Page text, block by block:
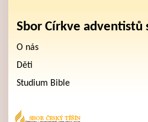
Sbor Církve adventistů
O nás
Děti
Studium Bible